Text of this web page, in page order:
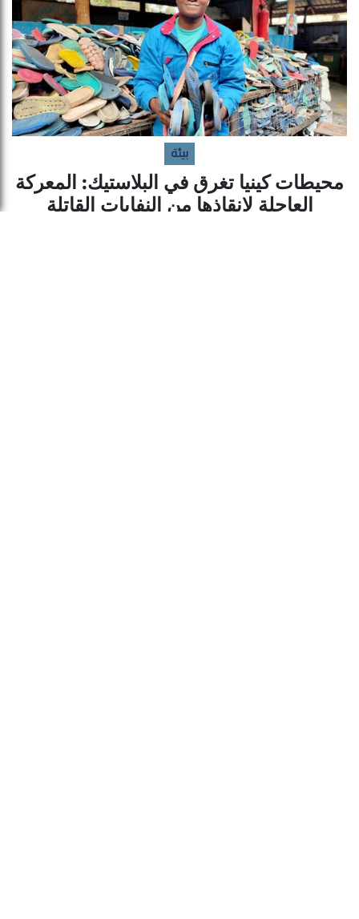
بيئة
محيطات كينيا تغرق في البلاستيك: المعركة
العاجلة لإنقاذها من النفايات القاتلة